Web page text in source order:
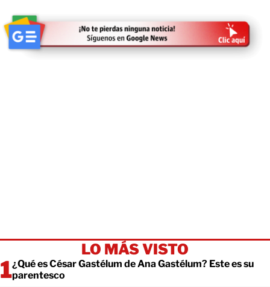
LO MÁS VISTO
¿Qué es César Gastélum de Ana Gastélum? Este es su
parentesco